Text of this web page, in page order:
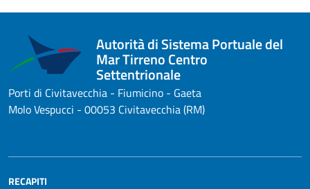
Autorità di Sistema Portuale del
Mar Tirreno Centro
Settentrionale
Porti di Civitavecchia - Fiumicino - Gaeta
Molo Vespucci - 00053 Civitavecchia (RM)
RECAPITI